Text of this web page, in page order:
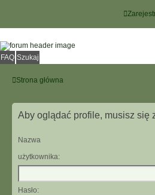
FAQ Szukaj
Strona główna
Aby oglądać profile, musisz się
Nazwa
użytkownika:
Hasło: